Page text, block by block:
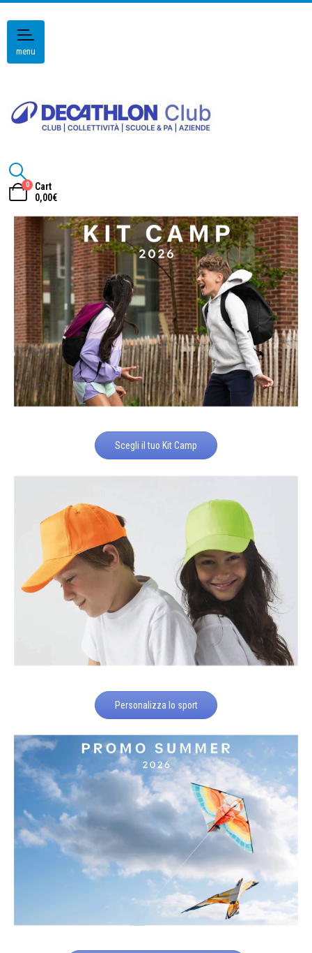
menu
0
Cart
0,00€
Scegli il tuo Kit Camp
Personalizza lo sport